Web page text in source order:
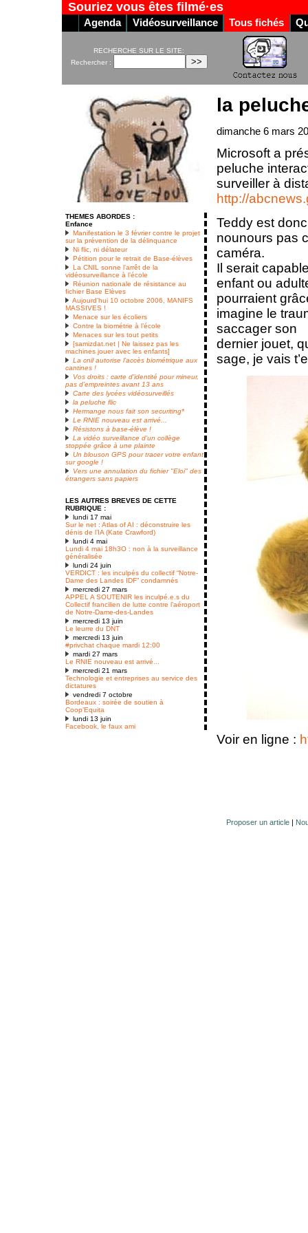
Souriez vous êtes filmé·es
Agenda Vidéosurveillance Tous fichés
RECHERCHE SUR LE SITE:
Rechercher :
THEMES ABORDES :
Enfance
Manifestation le 3 février contre le projet
sur la prévention de la délinquance
Ni flic, ni délateur
Pétition pour le retrait de Base-élèves
La CNIL sonne l’arrêt de la
vidéosurveillance à l’école
Réunion nationale de résistance au
fichier Base Elèves
Aujourd’hui 10 octobre 2006, MANIFS
MASSIVES !
Menace sur les écoliers
Contre la biométrie à l’école
Menaces sur les tout petits
[samizdat.net | Ne laissez pas les
machines jouer avec les enfants]
La cnil autorise l’accès biométrique aux
cantines !
Vos droits : carte d’identité pour mineur,
pas d’empreintes avant 13 ans
Carte des lycées vidéosurveillés
la peluche flic
Hermange nous fait son securiting*
Le RNIE nouveau est arrivé...
Résistons à base-élève !
La vidéo surveillance d’un collège
stoppée grâce à une plainte
Un blouson GPS pour tracer votre enfant
sur google !
Vers une annulation du fichier "Eloi" des
étrangers sans papiers
LES AUTRES BREVES DE CETTE
RUBRIQUE :
lundi 17 mai
Sur le net : Atlas of AI : déconstruire les
dénis de l’IA (Kate Crawford)
lundi 4 mai
Lundi 4 mai 18h3O : non à la surveillance
généralisée
lundi 24 juin
VERDICT : les inculpés du collectif “Notre-
Dame des Landes IDF” condamnés
mercredi 27 mars
APPEL A SOUTENIR les inculpé.e.s du
Collectif francilien de lutte contre l’aéroport
de Notre-Dame-des-Landes
mercredi 13 juin
Le leurre du DNT
mercredi 13 juin
#privchat chaque mardi 12:00
mardi 27 mars
Le RNIE nouveau est arrivé...
mercredi 21 mars
Technologie et entreprises au service des
dictatures
vendredi 7 octobre
Bordeaux : soirée de soutien à
Coop’Equita
lundi 13 juin
Facebook, le faux ami
la
dimanche 6 mars
Microsoft a
peluche
surveiller à
http://
Teddy est
nounours pas
caméra.
Il serait
enfant ou
pourraient
imagine le
saccager son
dernier jouet,
sage, je vais
Voir en ligne :
Proposer un article |